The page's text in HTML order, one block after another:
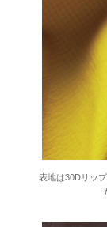
表地は30Dリッ